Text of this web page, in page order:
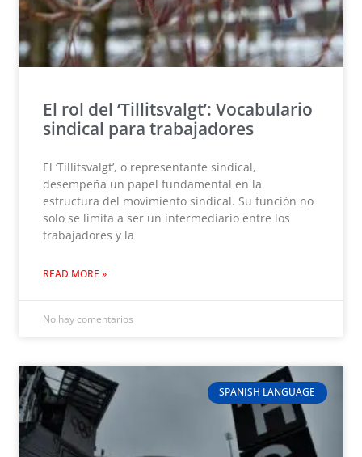
El rol del ‘Tillitsvalgt’: Vocabulario
sindical para trabajadores
El ‘Tillitsvalgt’, o representante sindical,
desempeña un papel fundamental en la
estructura del movimiento sindical. Su función no
solo se limita a ser un intermediario entre los
trabajadores y la
READ MORE »
No hay comentarios
SPANISH LANGUAGE